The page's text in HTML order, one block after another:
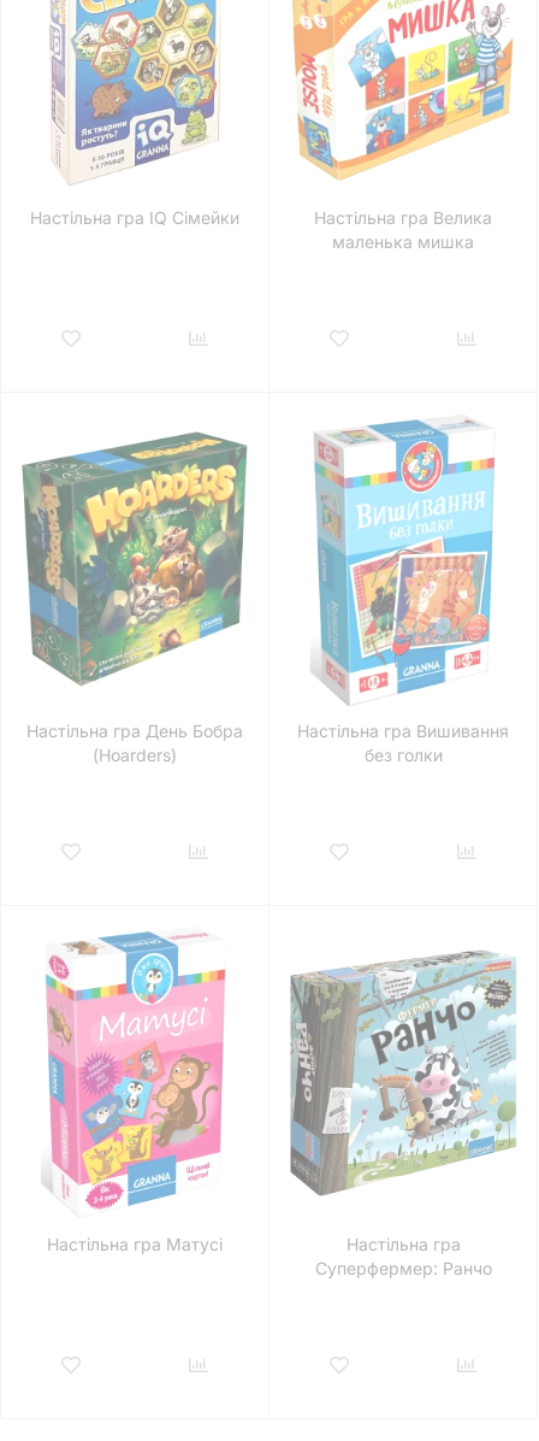
Настільна гра IQ Сімейки
Настільна гра Велика
маленька мишка
Настільна гра День Бобра
(Hoarders)
Настільна гра Вишивання
без голки
Настільна гра Матусі
Настільна гра
Суперфермер: Ранчо